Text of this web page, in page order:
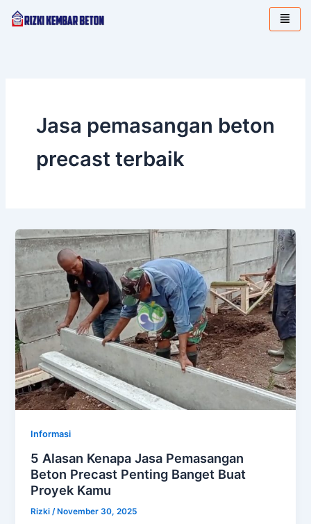
Lewati
Jasa pemasangan beton
precast terbaik
Informasi
5 Alasan Kenapa Jasa Pemasangan
Beton Precast Penting Banget Buat
Proyek Kamu
Rizki /November 30, 2025